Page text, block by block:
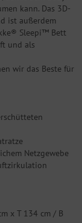
kann. Das 3D-
ist außerdem
Sleepi™ Bett
und als
wir das Beste für
Netzgewebe
x T 134 cm / B